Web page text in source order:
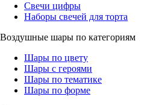
Свечи цифры
Наборы свечей для торта
Воздушные шары по категориям
Шары по цвету
Шары с героями
Шары по тематике
Шары по форме